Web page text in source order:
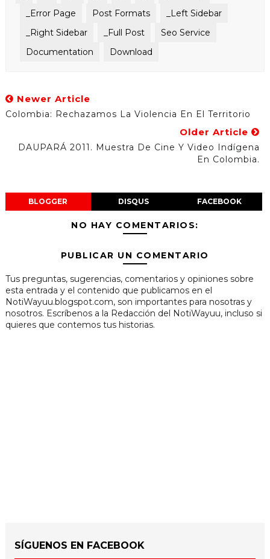
_Error Page
Post Formats
_Left Sidebar
_Right Sidebar
_Full Post
Seo Service
Documentation
Download
Newer Article
Colombia: Rechazamos La Violencia En El Territorio
Older Article
DAUPARÁ 2011. Muestra De Cine Y Video Indígena
En Colombia.
BLOGGER DISQUS FACEBOOK
NO HAY COMENTARIOS:
PUBLICAR UN COMENTARIO
Tus preguntas, sugerencias, comentarios y opiniones sobre
esta entrada y el contenido que publicamos en el
NotiWayuu.blogspot.com, son importantes para nosotras y
nosotros. Escríbenos a la Redacción del NotiWayuu, incluso si
quieres que contemos tus historias.
SÍGUENOS EN FACEBOOK